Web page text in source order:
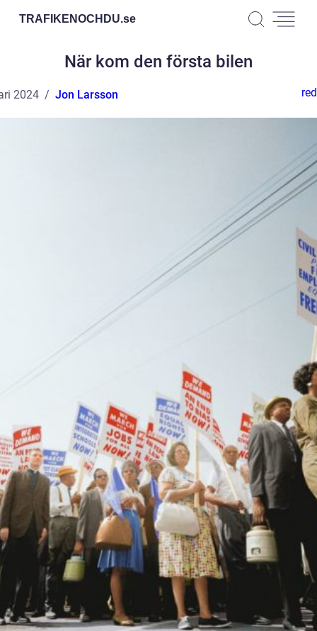
TRAFIKENOCHDU.se
När kom den första bilen
2024 Jon Larsson